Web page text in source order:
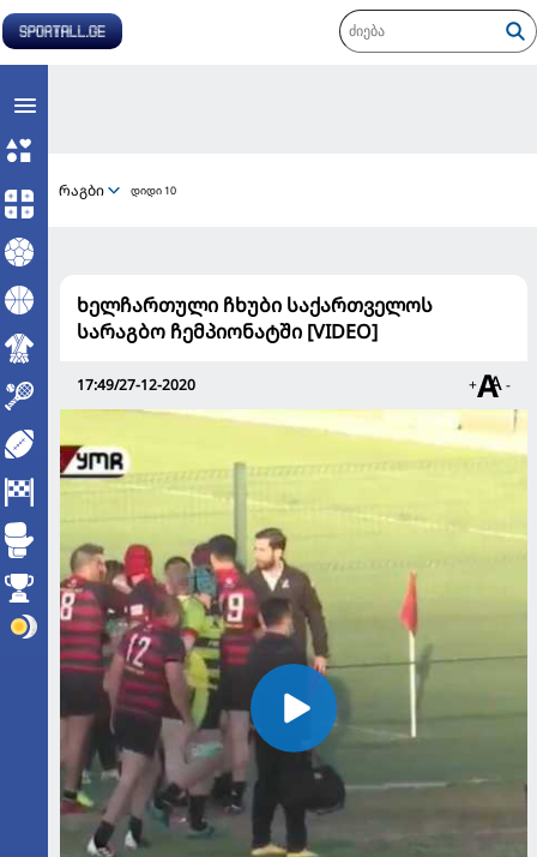
რაგბი დიდი 10
ხელჩართული ჩხუბი საქართველოს
სარაგბო ჩემპიონატში [VIDEO]
17:49/27-12-2020 + -